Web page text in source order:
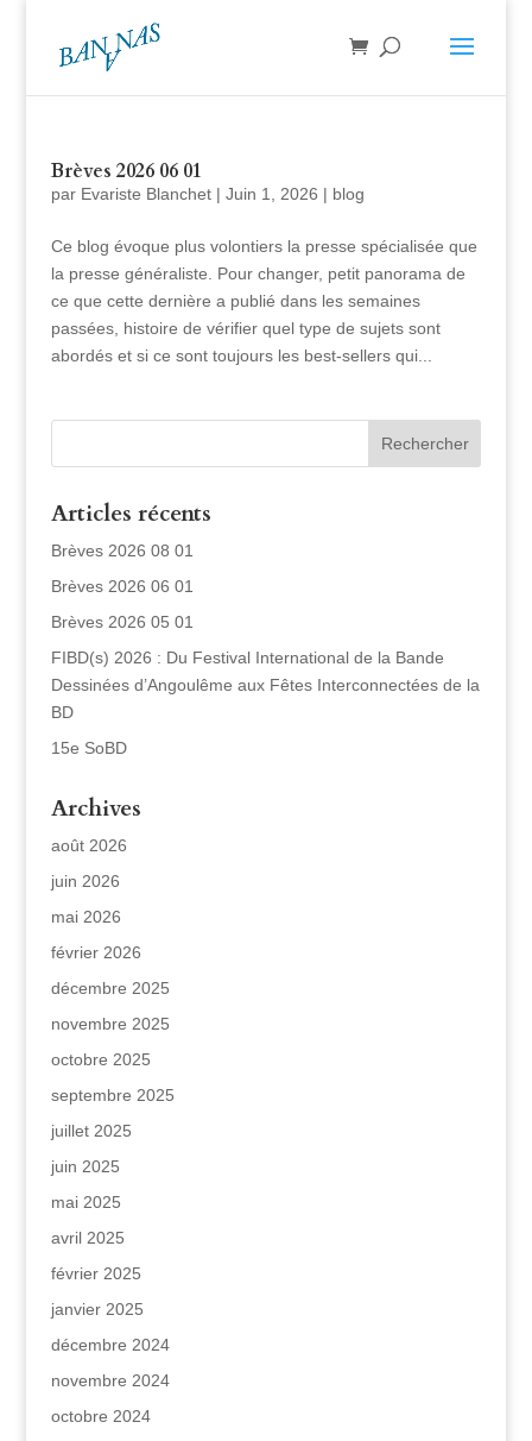
Brèves 2026 06 01
par Evariste Blanchet| Juin 1, 2026 | blog
Ce blog évoque plus volontiers la presse spécialisée que
la presse généraliste. Pour changer, petit panorama de
ce que cette dernière a publié dans les semaines
passées, histoire de vérifier quel type de sujets sont
abordés et si ce sont toujours les best-sellers qui...
Articles récents
Brèves 2026 08 01
Brèves 2026 06 01
Brèves 2026 05 01
FIBD(s) 2026 : Du Festival International de la Bande
Dessinées d’Angoulême aux Fêtes Interconnectées de la
BD
15e SoBD
Archives
août 2026
juin 2026
mai 2026
février 2026
décembre 2025
novembre 2025
octobre 2025
septembre 2025
juillet 2025
juin 2025
mai 2025
avril 2025
février 2025
janvier 2025
décembre 2024
novembre 2024
octobre 2024